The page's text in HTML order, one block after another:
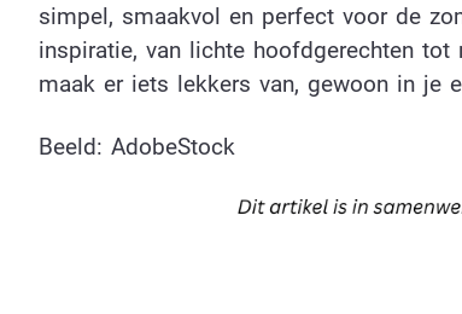
simpel, smaakvol en perfect voor de
inspiratie, van lichte hoofdgerechten
maak er iets lekkers van, gewoon in je
Beeld: AdobeStock